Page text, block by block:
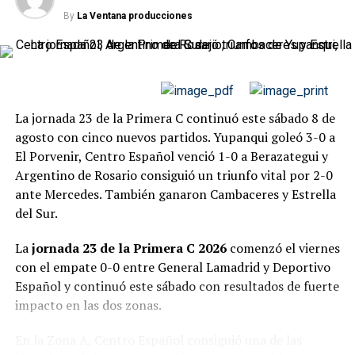
El conjunto del Bajo Belgrano realizó cuatro variantes
para buscar mayor profundidad ofensiva.
Brown respondió administrando la ventaja y realizando
modificaciones durante el tramo final.
Gol
Cómo quedaron
Excursionistas permanece con53 puntos, uno por
debajo de Camioneros. Brown alcanzó las
DESDE LA VENTANA
Al momento de este informe, resta únicamenteSol de
programado para este sábado 8 de agosto a las 19:30.
San Martín goleó a Douglas Haig y
se afirmó en la punta
San Martín de Formosa produjo una de las actuaciones
más contundentes de la fecha al derrotar
El conjunto formoseño resolvió prácticamente el
partido durante el primer tiempo. Mauro Siergiejuk
abrió el marcador a los 10 minutos, Gervasio Núñez
By La Ventana producciones
La jornada 23 de la Primera C continuó este sábado 8 de
agosto con cinco nuevos partidos. Yupanqui goleó 3-0 a
El Porvenir, Centro Español venció 1-0 a Berazategui y
Argentino de Rosario consiguió un triunfo vital por 2-0
ante Mercedes. También ganaron Cambaceres y Estrella
del Sur.
Lajornada 23 de la Primera C 2026comenzó el viernes
con el empate 0-0 entre General Lamadrid y Deportivo
Español y continuó este sábado con resultados de fuerte
impacto en las dos zonas.